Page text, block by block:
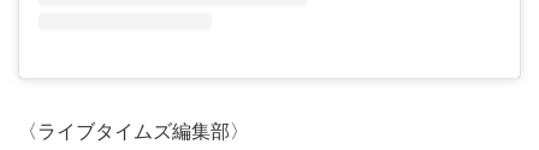
〈ライブタイムズ編集部〉